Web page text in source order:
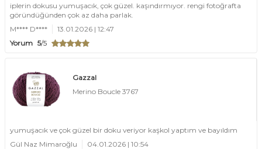
iplerin dokusu yumuşacık, çok güzel. kaşındırmıyor. rengi fotoğrafta
göründüğünden çok az daha parlak.
M**** D****
13.01.2026 | 12:47
Yorum 5/5
Gazzal
Merino Boucle 3767
yumuşacık ve çok güzel bir doku veriyor kaşkol yaptım ve bayıldım
Gül Naz Mimaroğlu
04.01.2026 | 10:54